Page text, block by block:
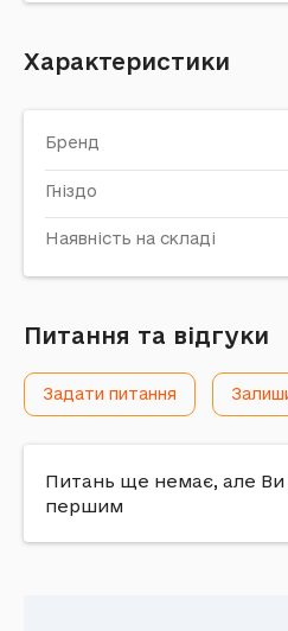
Характеристики
Бренд
Гніздо
Наявність на складі
Питання та відгуки
Задати питання
Питань ще немає, але
першим